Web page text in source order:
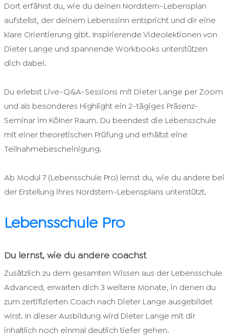
Dort erfährst du, wie du deinen Nordstern-Lebensplan
aufstellst, der deinem Lebenssinn entspricht und dir eine
klare Orientierung gibt. Inspirierende Videolektionen von
Dieter Lange und spannende Workbooks unterstützen
dich dabei.
Du erlebst Live-Q&A-Sessions mit Dieter Lange per Zoom
und als besonderes Highlight ein 2-tägiges Präsenz-
Seminar im Kölner Raum. Du beendest die Lebensschule
mit einer theoretischen Prüfung und erhältst eine
Teilnahmebescheinigung.
Ab Modul 7 (Lebensschule Pro) lernst du, wie du andere bei
der Erstellung ihres Nordstern-Lebensplans unterstützt.
Lebensschule Pro
Du lernst, wie du andere coachst
Zusätzlich zu dem gesamten Wissen aus der Lebensschule
Advanced, erwarten dich 3 weitere Monate, in denen du
zum zertifizierten Coach nach Dieter Lange ausgebildet
wirst. In dieser Ausbildung wird Dieter Lange mit dir
inhaltlich noch einmal deutlich tiefer gehen.